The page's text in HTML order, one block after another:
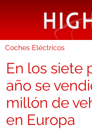
Coches Eléctricos
En los siete
año se
millón de
en Europa